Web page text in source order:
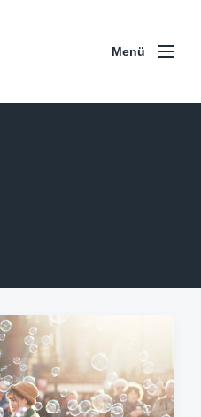
Menü